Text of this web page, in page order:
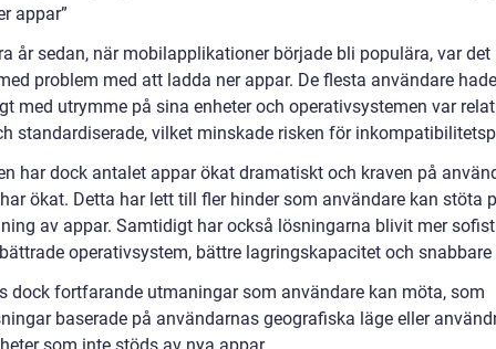
appar”
år sedan, när mobilapplikationer började bli populära, var det
problem med att ladda ner appar. De flesta användare hade
med utrymme på sina enheter och operativsystemen var
standardiserade, vilket minskade risken för
har dock antalet appar ökat dramatiskt och kraven på
ökat. Detta har lett till fler hinder som användare kan stöta
av appar. Samtidigt har också lösningarna blivit mer
operativsystem, bättre lagringskapacitet och snabbare
dock fortfarande utmaningar som användare kan möta, som
baserade på användarnas geografiska läge eller
som inte stöds av nya appar.